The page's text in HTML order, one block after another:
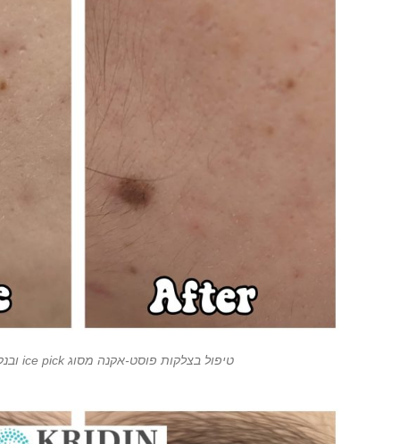
טיפול בצלקות פוסט-אקנה מסוג ice pick ובנקבוביות פעורות